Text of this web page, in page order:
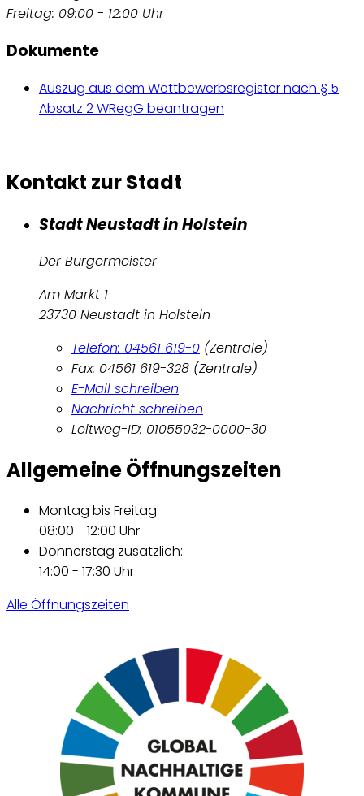
Freitag: 09:00 - 12:00 Uhr
Dokumente
Auszug aus dem Wettbewerbsregister nach § 5
Absatz 2 WRegG beantragen
Kontakt zur Stadt
Stadt Neustadt in Holstein
Der Bürgermeister
Am Markt 1
23730 Neustadt in Holstein
Telefon: 04561 619-0 (Zentrale)
Fax: 04561 619-328 (Zentrale)
E-Mail schreiben
Nachricht schreiben
Leitweg-ID: 01055032-0000-30
Allgemeine Öffnungszeiten
Montag bis Freitag:
08:00 - 12:00 Uhr
Donnerstag zusätzlich:
14:00 - 17:30 Uhr
Alle Öffnungszeiten